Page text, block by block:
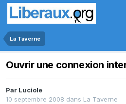
La Taverne
Ouvrir une connexion
Par Luciole
10 septembre 2008 dans La Taverne